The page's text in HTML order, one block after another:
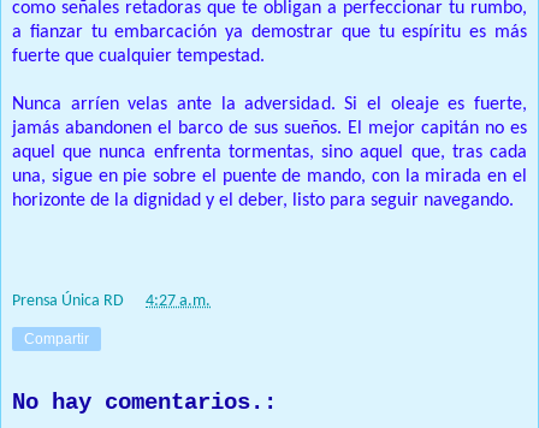
como señales retadoras que te obligan a perfeccionar tu rumbo,
a fianzar tu embarcación ya demostrar que tu espíritu es más
fuerte que cualquier tempestad.
Nunca arríen velas ante la adversidad. Si el oleaje es fuerte,
jamás abandonen el barco de sus sueños. El mejor capitán no es
aquel que nunca enfrenta tormentas, sino aquel que, tras cada
una, sigue en pie sobre el puente de mando, con la mirada en el
horizonte de la dignidad y el deber, listo para seguir navegando.
Prensa Única RD 4:27 a.m.
Compartir
No hay comentarios.: